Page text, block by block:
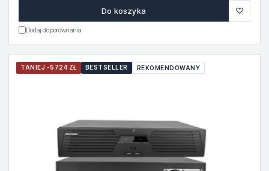
Do koszyka ♡
Dodaj do porównania
TANIEJ -5724 ZŁ BESTSELLER REKOMENDOWANY